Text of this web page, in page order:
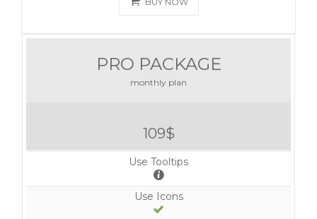
PRO PACKAGE
monthly plan
109$
Use Tooltips
Use Icons